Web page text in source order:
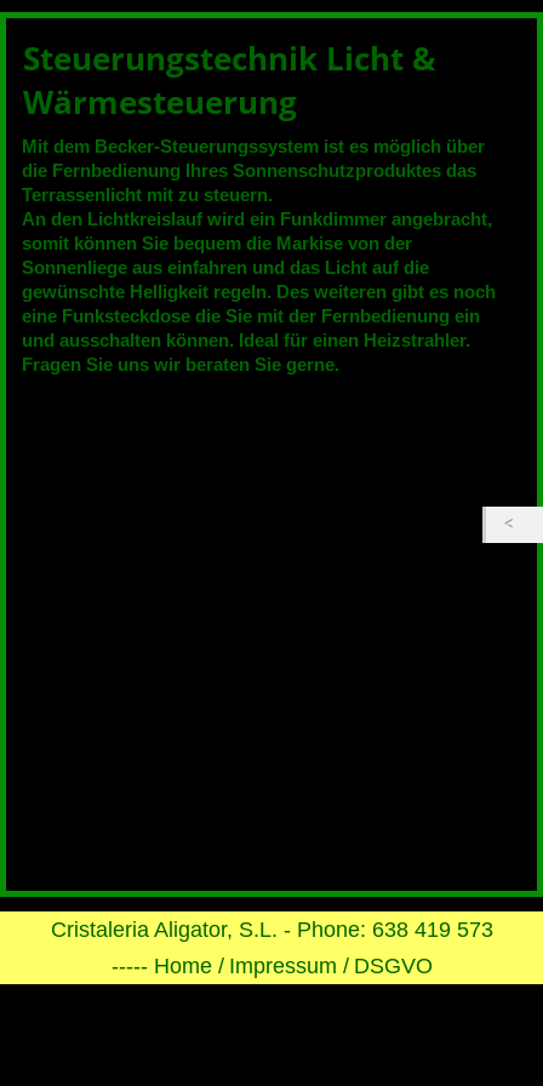
Steuerungstechnik Licht &
Wärmesteuerung
Mit dem Becker-Steuerungssystem ist es möglich über
die Fernbedienung Ihres Sonnenschutzproduktes das
Terrassenlicht mit zu steuern.
An den Lichtkreislauf wird ein Funkdimmer angebracht,
somit können Sie bequem die Markise von der
Sonnenliege aus einfahren und das Licht auf die
gewünschte Helligkeit regeln. Des weiteren gibt es noch
eine Funksteckdose die Sie mit der Fernbedienung ein
und ausschalten können. Ideal für einen Heizstrahler.
Fragen Sie uns wir beraten Sie gerne.
Cristaleria Aligator, S.L. - Phone: 638 419 573
----- Home / Impressum / DSGVO